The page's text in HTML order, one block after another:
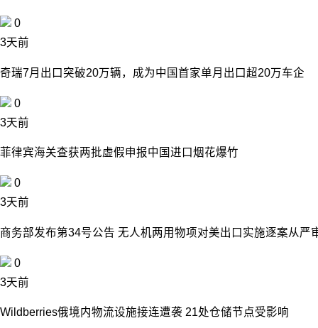
0
3天前
奇瑞7月出口突破20万辆，成为中国首家单月出口超20万车企
0
3天前
菲律宾海关查获两批虚假申报中国进口烟花爆竹
0
3天前
商务部发布第34号公告 无人机两用物项对美出口实施逐案从严
0
3天前
Wildberries俄境内物流设施接连遭袭 21处仓储节点受影响